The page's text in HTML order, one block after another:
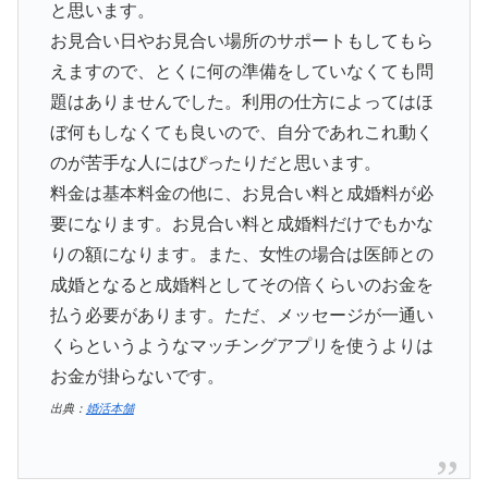
と思います。
お見合い日やお見合い場所のサポートもしてもら
えますので、とくに何の準備をしていなくても問
題はありませんでした。利用の仕方によってはほ
ぼ何もしなくても良いので、自分であれこれ動く
のが苦手な人にはぴったりだと思います。
料金は基本料金の他に、お見合い料と成婚料が必
要になります。お見合い料と成婚料だけでもかな
りの額になります。また、女性の場合は医師との
成婚となると成婚料としてその倍くらいのお金を
払う必要があります。ただ、メッセージが一通い
くらというようなマッチングアプリを使うよりは
お金が掛らないです。
出典： 婚活本舗